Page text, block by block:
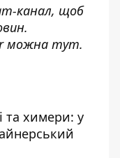
канал, щоб
можна тут.
та химери: у